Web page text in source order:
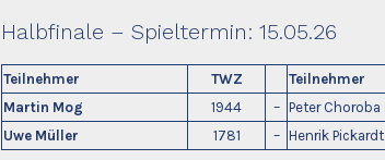
Halbfinale – Spieltermin: 15.05.26
Teilnehmer TWZ Teilnehmer
Martin Mog
1944 – Peter Choroba
Uwe Müller
1781 – Henrik Pickardt